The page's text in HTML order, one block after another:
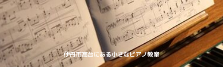
伊丹市高台にある小さなピアノ教室